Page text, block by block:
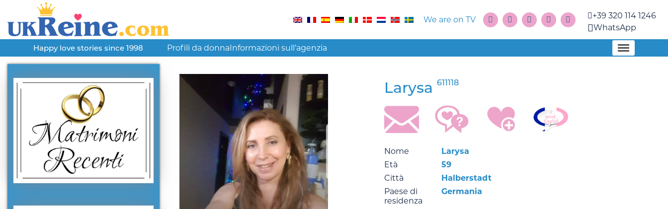
We are on TV
+39 320 114 1246
WhatsApp
Happy love stories since 1998 Profili da donnaInformazioni sull’agenzia
Larysa 611118
Nome
Larysa
Età
59
Città
Halberstadt
Paese di
residenza
Germania